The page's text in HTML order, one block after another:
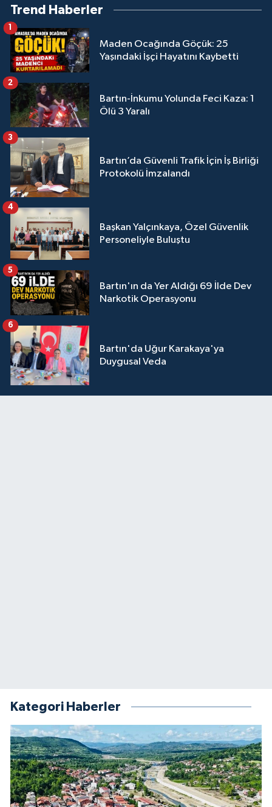
Trend Haberler
Maden Ocağında Göçük: 25
Yaşındaki İşçi Hayatını Kaybetti
1
Bartın-İnkumu Yolunda Feci Kaza: 1
Ölü 3 Yaralı
2
Bartın’da Güvenli Trafik İçin İş Birliği
Protokolü İmzalandı
3
Başkan Yalçınkaya, Özel Güvenlik
Personeliyle Buluştu
4
Bartın'ın da Yer Aldığı 69 İlde Dev
Narkotik Operasyonu
5
Bartın'da Uğur Karakaya'ya
Duygusal Veda
6
Kategori Haberler